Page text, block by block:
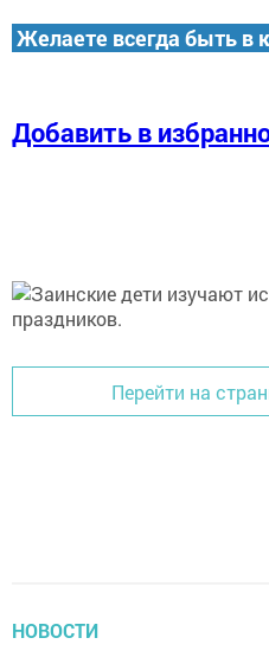
Желаете всегда быть в
Добавить в
Перейти на
НОВОСТИ